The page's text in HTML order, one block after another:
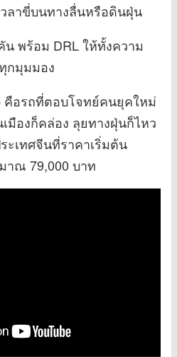
ลาขี่บนทางลื่นหรือดินฝุ่น
พร้อม DRL ให้ทั้งความ
กมุมมอง
คือรถที่ตอบโจทย์คนยุคใหม่
มืองก็คล่อง ลุยทางฝุ่นก็ไหว
เทศจีนที่ราคาเริ่มต้น
าณ 79,000 บาท